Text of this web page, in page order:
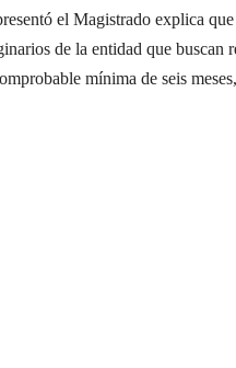
el Magistrado explica
de la entidad que buscan
mínima de seis